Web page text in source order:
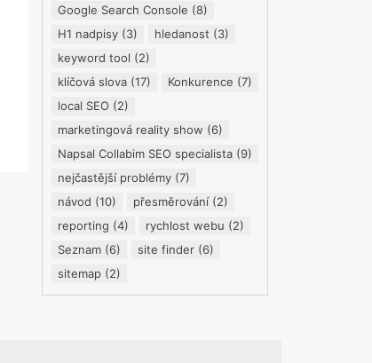
Google Search Console (8)
H1 nadpisy (3) hledanost (3)
keyword tool (2)
klíčová slova (17) Konkurence (7)
local SEO (2)
marketingová reality show (6)
Napsal Collabim SEO specialista (9)
nejčastější problémy (7)
návod (10) přesměrování (2)
reporting (4) rychlost webu (2)
Seznam (6) site finder (6)
sitemap (2)